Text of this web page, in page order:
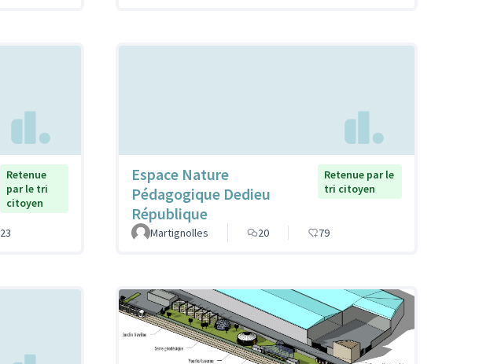
Retenue
par le tri
citoyen
23
Espace Nature
Pédagogique Dedieu
République
Retenue par le
tri citoyen
Martignolles 20 79